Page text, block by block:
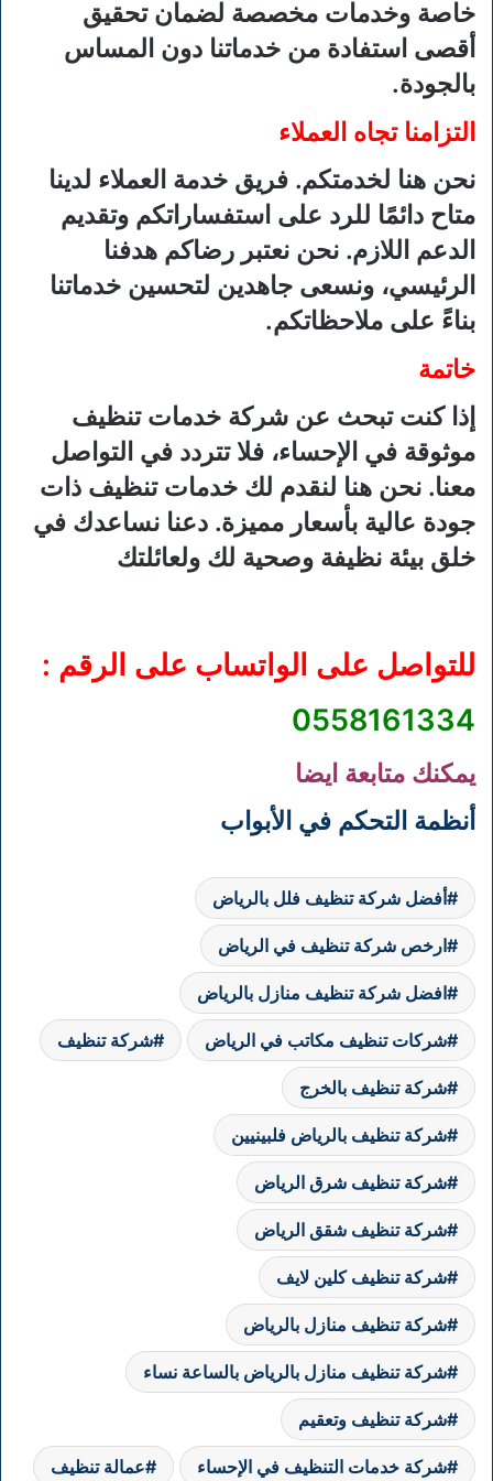
خاصة وخدمات مخصصة لضمان تحقيق
أقصى استفادة من خدماتنا دون المساس
بالجودة.
التزامنا تجاه العملاء
نحن هنا لخدمتكم. فريق خدمة العملاء لدينا
متاح دائمًا للرد على استفساراتكم وتقديم
الدعم اللازم. نحن نعتبر رضاكم هدفنا
الرئيسي، ونسعى جاهدين لتحسين خدماتنا
بناءً على ملاحظاتكم.
خاتمة
إذا كنت تبحث عن شركة خدمات تنظيف
موثوقة في الإحساء، فلا تتردد في التواصل
معنا. نحن هنا لنقدم لك خدمات تنظيف ذات
جودة عالية بأسعار مميزة. دعنا نساعدك في
خلق بيئة نظيفة وصحية لك ولعائلتك
للتواصل على الواتساب على الرقم :
0558161334
يمكنك متابعة ايضا
أنظمة التحكم في الأبواب
أفضل شركة تنظيف فلل بالرياض
ارخص شركة تنظيف في الرياض
افضل شركة تنظيف منازل بالرياض
شركات تنظيف مكاتب في الرياض شركة تنظيف
شركة تنظيف بالخرج
شركة تنظيف بالرياض فلبينيين
شركة تنظيف شرق الرياض
شركة تنظيف شقق الرياض
شركة تنظيف كلين لايف
شركة تنظيف منازل بالرياض
شركة تنظيف منازل بالرياض بالساعة نساء
شركة تنظيف وتعقيم
شركة خدمات التنظيف في الإحساء عمالة تنظيف